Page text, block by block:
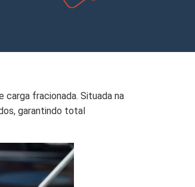
fracionada. Situada na
garantindo total